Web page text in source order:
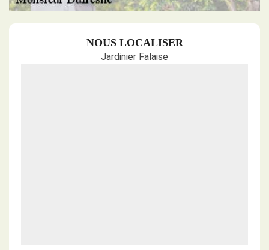
NOUS LOCALISER
Jardinier Falaise